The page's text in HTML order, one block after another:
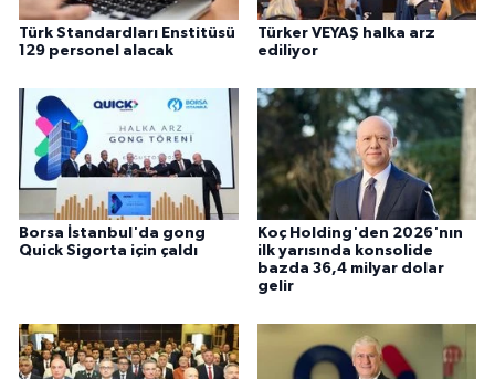
Türk Standardları Enstitüsü
129 personel alacak
Türker VEYAŞ halka arz
ediliyor
Borsa İstanbul'da gong
Quick Sigorta için çaldı
Koç Holding'den 2026'nın
ilk yarısında konsolide
bazda 36,4 milyar dolar
gelir